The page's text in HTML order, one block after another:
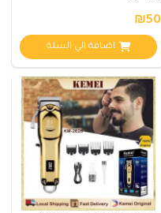
₪50
اضافة الي السلة